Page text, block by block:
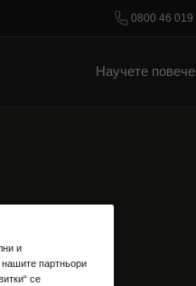
0800 46 019
Научете повече
и
партньори
се